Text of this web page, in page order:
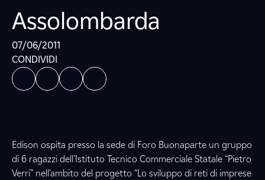
Assolombarda
07/06/2011
CONDIVIDI
Edison ospita presso la sede di Foro Buonaparte un gruppo
di 6 ragazzi dell’Istituto Tecnico Commerciale Statale “Pietro
Verri” nell’ambito del progetto “Lo sviluppo di reti di imprese